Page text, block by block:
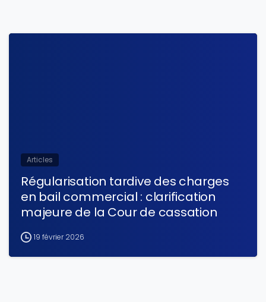
Articles
Régularisation tardive des charges
en bail commercial : clarification
majeure de la Cour de cassation
19 février 2026